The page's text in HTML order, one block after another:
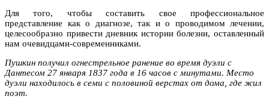
Для того, чтобы составить свое профессиональное
представление как о диагнозе, так и о проводимом лечении,
целесообразно привести дневник истории болезни, оставленный
нам очевидцами-современниками.
Пушкин получил огнестрельное ранение во время дуэли с
Дантесом 27 января 1837 года в 16 часов с минутами. Место
дуэли находилось в семи с половиной верстах от дома, где жил
поэт.